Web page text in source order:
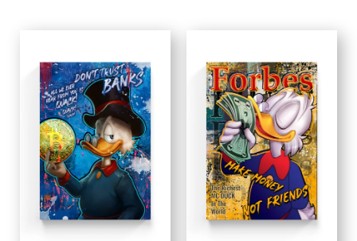
variants.
The
options
may
be
chosen
on
the
product
page
variants.
The
options
may
be
chosen
on
the
product
page